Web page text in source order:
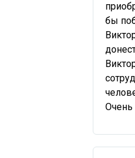
бы
Очень